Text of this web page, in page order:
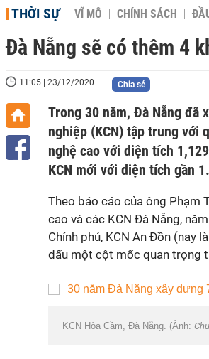
THỜI SỰ VĨ MÔ CHÍNH SÁCH
Đà Nẵng sẽ có thêm 4
11:05 | 23/12/2020 Chia sẻ
Trong 30 năm, Đà Nẵng đã
nghiệp (KCN) tập trung với
nghệ cao với diện tích
KCN mới với diện tích gần
Theo báo cáo của ông Phạm
cao và các KCN Đà Nẵng,
Chính phủ, KCN An Đồn (nay
dấu một cột mốc quan trọng
KCN Hòa Cầm, Đà Nẵng. (Ảnh: